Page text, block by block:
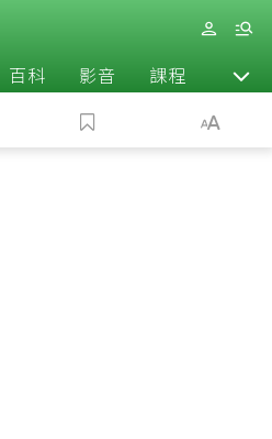
百科 影音 課程 退休